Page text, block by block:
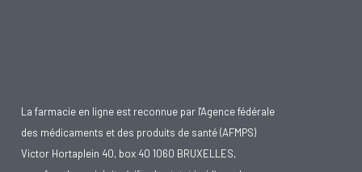
La farmacie en ligne est reconnue par l'Agence fédérale
des médicaments et des produits de santé (AFMPS)
Victor Hortaplein 40, box 40 1060 BRUXELLES,